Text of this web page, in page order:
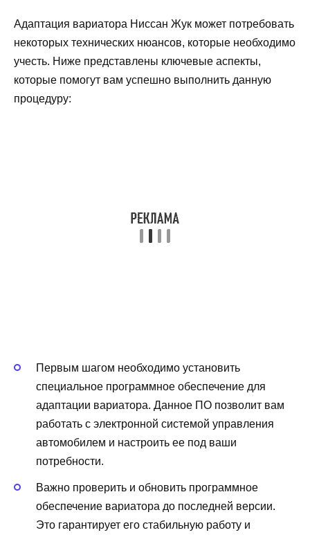
Адаптация вариатора Ниссан Жук может потребовать
некоторых технических нюансов, которые необходимо
учесть. Ниже представлены ключевые аспекты,
которые помогут вам успешно выполнить данную
процедуру:
Первым шагом необходимо установить
специальное программное обеспечение для
адаптации вариатора. Данное ПО позволит вам
работать с электронной системой управления
автомобилем и настроить ее под ваши
потребности.
Важно проверить и обновить программное
обеспечение вариатора до последней версии.
Это гарантирует его стабильную работу и